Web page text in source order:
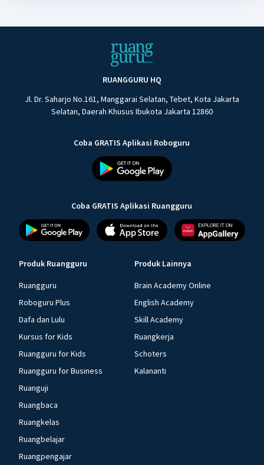
RUANGGURU HQ
Jl. Dr. Saharjo No.161, Manggarai Selatan, Tebet, Kota Jakarta
Selatan, Daerah Khusus Ibukota Jakarta 12860
Coba GRATIS Aplikasi Roboguru
Coba GRATIS Aplikasi Ruangguru
Produk Ruangguru
Ruangguru
Roboguru Plus
Dafa dan Lulu
Kursus for Kids
Ruangguru for Kids
Ruangguru for Business
Ruanguji
Ruangbaca
Ruangkelas
Ruangbelajar
Ruangpengajar
Produk Lainnya
Brain Academy Online
English Academy
Skill Academy
Ruangkerja
Schoters
Kalananti